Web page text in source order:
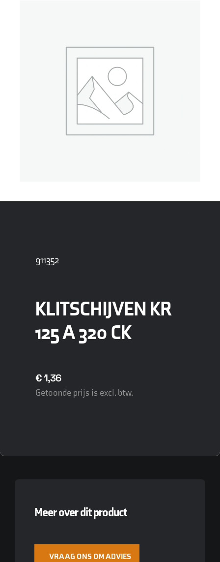
911352
KLITSCHIJVEN KR
125 A 320 CK
€1,36
Getoonde prijs is excl. btw.
Meer over dit product
VRAAG ONS OM ADVIES